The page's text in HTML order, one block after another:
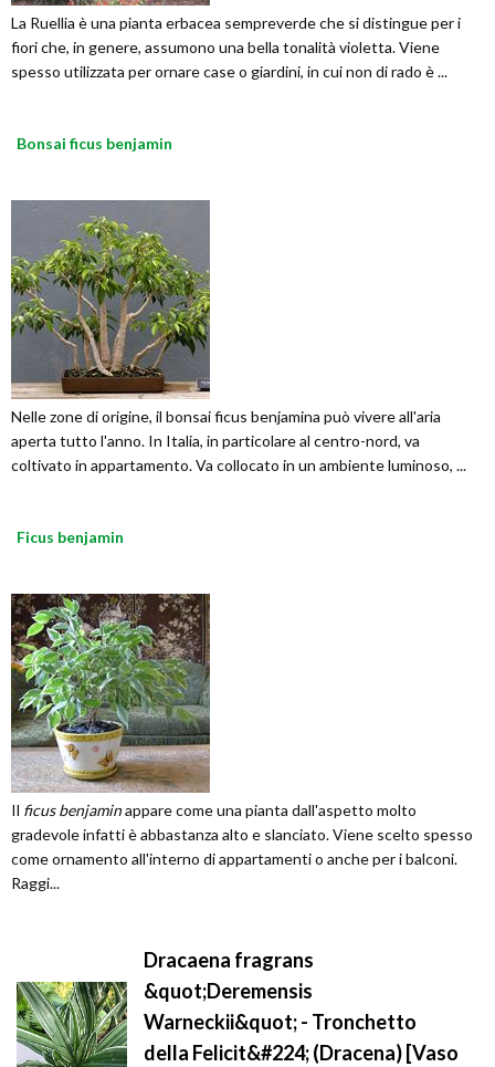
La Ruellia è una pianta erbacea sempreverde che si distingue per i
fiori che, in genere, assumono una bella tonalità violetta. Viene
spesso utilizzata per ornare case o giardini, in cui non di rado è ...
Bonsai ficus benjamin
Nelle zone di origine, il bonsai ficus benjamina può vivere all'aria
aperta tutto l'anno. In Italia, in particolare al centro-nord, va
coltivato in appartamento. Va collocato in un ambiente luminoso, ...
Ficus benjamin
Il ficus benjaminappare come una pianta dall'aspetto molto
gradevole infatti è abbastanza alto e slanciato. Viene scelto spesso
come ornamento all'interno di appartamenti o anche per i balconi.
Raggi...
Dracaena fragrans
&quot;Deremensis
Warneckii&quot; - Tronchetto
della Felicit&#224; (Dracena) [Vaso